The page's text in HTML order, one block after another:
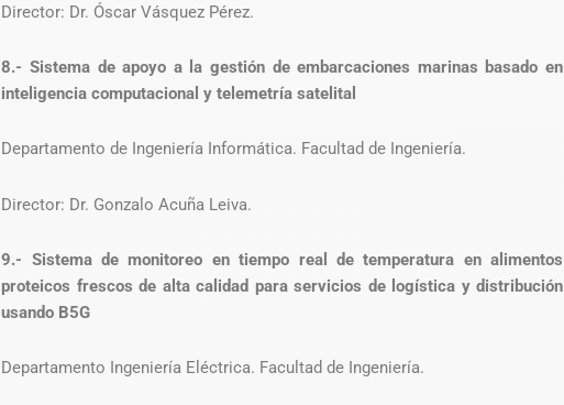
Director: Dr. Óscar Vásquez Pérez.
8.- Sistema de apoyo a la gestión de embarcaciones marinas basado en
inteligencia computacional y telemetría satelital
Departamento de Ingeniería Informática. Facultad de Ingeniería.
Director: Dr. Gonzalo Acuña Leiva.
9.- Sistema de monitoreo en tiempo real de temperatura en alimentos
proteicos frescos de alta calidad para servicios de logística y distribución
usando B5G
Departamento Ingeniería Eléctrica. Facultad de Ingeniería.